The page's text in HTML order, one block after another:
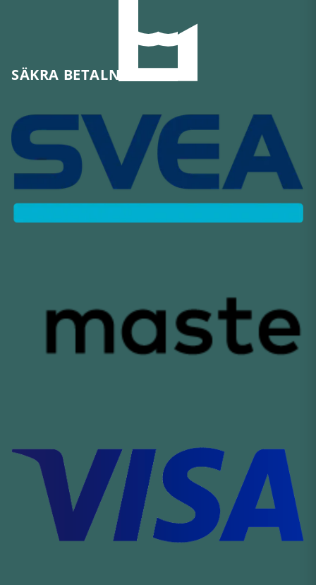
SÄKRA BETALNINGAR